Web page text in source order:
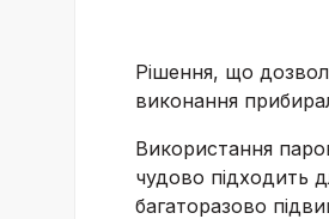
Рішення, що
виконання
Використання
чудово підходить
багаторазово